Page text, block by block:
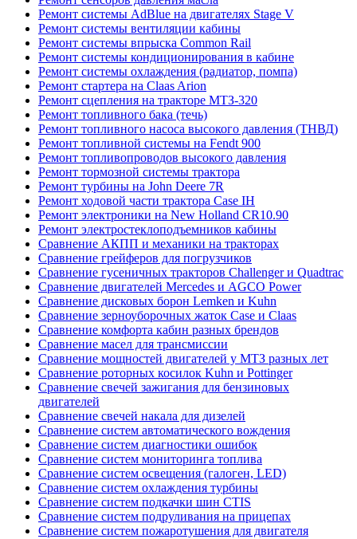
Ремонт системы AdBlue на двигателях Stage V
Ремонт системы вентиляции кабины
Ремонт системы впрыска Common Rail
Ремонт системы кондиционирования в кабине
Ремонт системы охлаждения (радиатор, помпа)
Ремонт стартера на Claas Arion
Ремонт сцепления на тракторе МТЗ-320
Ремонт топливного бака (течь)
Ремонт топливного насоса высокого давления (ТНВД)
Ремонт топливной системы на Fendt 900
Ремонт топливопроводов высокого давления
Ремонт тормозной системы трактора
Ремонт турбины на John Deere 7R
Ремонт ходовой части трактора Case IH
Ремонт электроники на New Holland CR10.90
Ремонт электростеклоподъемников кабины
Сравнение АКПП и механики на тракторах
Сравнение грейферов для погрузчиков
Сравнение гусеничных тракторов Challenger и Quadtrac
Сравнение двигателей Mercedes и AGCO Power
Сравнение дисковых борон Lemken и Kuhn
Сравнение зерноуборочных жаток Case и Claas
Сравнение комфорта кабин разных брендов
Сравнение масел для трансмиссии
Сравнение мощностей двигателей у МТЗ разных лет
Сравнение роторных косилок Kuhn и Pottinger
Сравнение свечей зажигания для бензиновых
двигателей
Сравнение свечей накала для дизелей
Сравнение систем автоматического вождения
Сравнение систем диагностики ошибок
Сравнение систем мониторинга топлива
Сравнение систем освещения (галоген, LED)
Сравнение систем охлаждения турбины
Сравнение систем подкачки шин CTIS
Сравнение систем подруливания на прицепах
Сравнение систем пожаротушения для двигателя